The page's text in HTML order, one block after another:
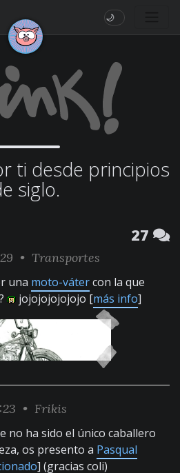
🌙
ti desde principios
siglo.
27
• Transportes
una moto-vátercon la que
jojojojojojojo [más info]
• Frikis
no ha sido el único caballero
os presento a Pasqual
] (gracias coli)